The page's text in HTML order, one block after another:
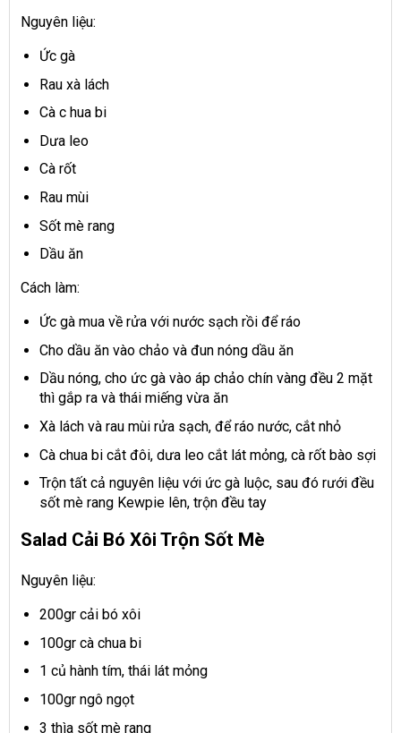
Nguyên liệu:
Ức gà
Rau xà lách
Cà c hua bi
Dưa leo
Cà rốt
Rau mùi
Sốt mè rang
Dầu ăn
Cách làm:
Ức gà mua về rửa với nước sạch rồi để ráo
Cho dầu ăn vào chảo và đun nóng dầu ăn
Dầu nóng, cho ức gà vào áp chảo chín vàng đều 2 mặt
thì gắp ra và thái miếng vừa ăn
Xà lách và rau mùi rửa sạch, để ráo nước, cắt nhỏ
Cà chua bi cắt đôi, dưa leo cắt lát mỏng, cà rốt bào sợi
Trộn tất cả nguyên liệu với ức gà luộc, sau đó rưới đều
sốt mè rang Kewpie lên, trộn đều tay
Salad Cải Bó Xôi Trộn Sốt Mè
Nguyên liệu:
200gr cải bó xôi
100gr cà chua bi
1 củ hành tím, thái lát mỏng
100gr ngô ngọt
3 thìa sốt mè rang